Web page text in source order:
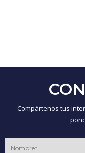
Compártenos tus